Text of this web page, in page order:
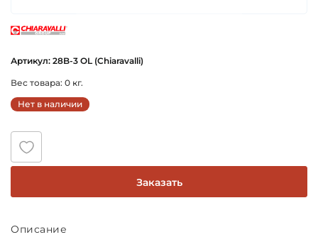
Артикул: 28B-3 OL (Chiaravalli)
Вес товара: 0 кг.
Нет в наличии
Заказать
Описание